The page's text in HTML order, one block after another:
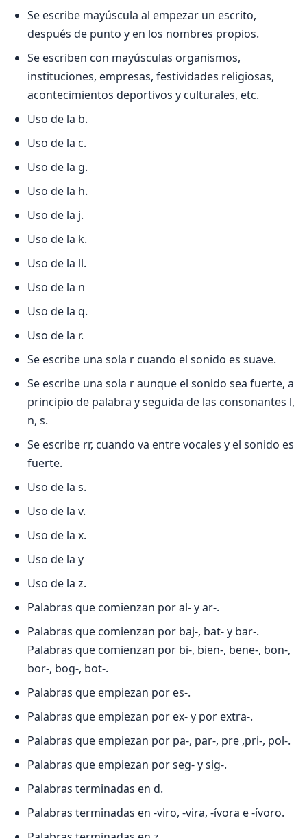
Se escribe mayúscula al empezar un escrito,
después de punto y en los nombres propios.
Se escriben con mayúsculas organismos,
instituciones, empresas, festividades religiosas,
acontecimientos deportivos y culturales, etc.
Uso de la b.
Uso de la c.
Uso de la g.
Uso de la h.
Uso de la j.
Uso de la k.
Uso de la ll.
Uso de la n
Uso de la q.
Uso de la r.
Se escribe una sola r cuando el sonido es suave.
Se escribe una sola r aunque el sonido sea fuerte, a
principio de palabra y seguida de las consonantes l,
n, s.
Se escribe rr, cuando va entre vocales y el sonido es
fuerte.
Uso de la s.
Uso de la v.
Uso de la x.
Uso de la y
Uso de la z.
Palabras que comienzan por al- y ar-.
Palabras que comienzan por baj-, bat- y bar-.
Palabras que comienzan por bi-, bien-, bene-, bon-,
bor-, bog-, bot-.
Palabras que empiezan por es-.
Palabras que empiezan por ex- y por extra-.
Palabras que empiezan por pa-, par-, pre ,pri-, pol-.
Palabras que empiezan por seg- y sig-.
Palabras terminadas en d.
Palabras terminadas en -viro, -vira, -ívora e -ívoro.